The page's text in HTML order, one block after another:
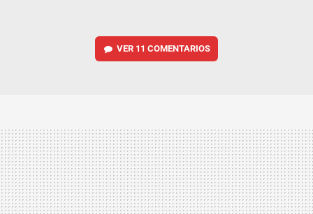
VER 11 COMENTARIOS